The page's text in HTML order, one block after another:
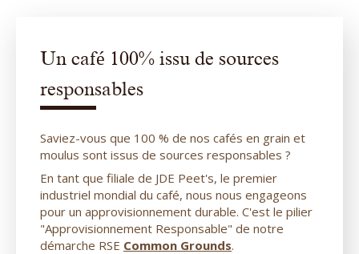
Un café 100% issu de sources
responsables
Saviez-vous que 100 % de nos cafés en grain et
moulus sont issus de sources responsables ?
En tant que filiale de JDE Peet's, le premier
industriel mondial du café, nous nous engageons
pour un approvisionnement durable. C'est le pilier
"Approvisionnement Responsable" de notre
démarche RSE Common Grounds.